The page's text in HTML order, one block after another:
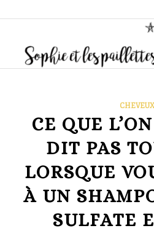
CHEVEUX
CE QUE
DIT PAS
LORSQUE
À UN
SULFATE